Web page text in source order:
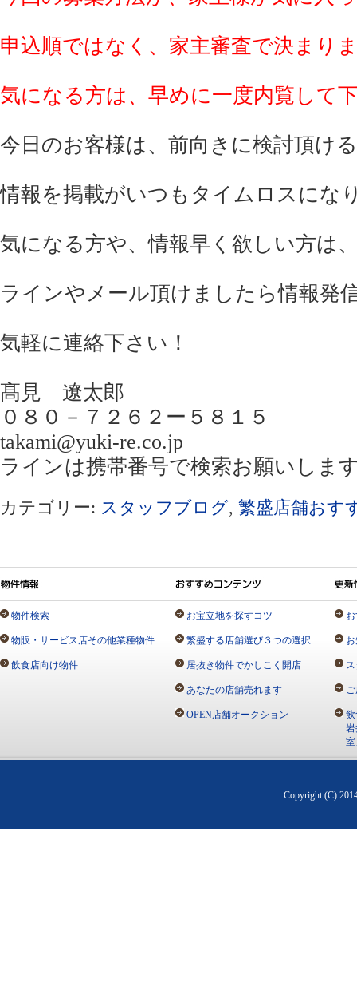
申込順ではなく、家主審査で決まり
気になる方は、早めに一度内覧して
今日のお客様は、前向きに検討頂け
情報を掲載がいつもタイムロスにな
気になる方や、情報早く欲しい方は
ラインやメール頂けましたら情報発
気軽に連絡下さい！
髙見 遼太郎
０８０－７２６２ー５８１５
takami@yuki-re.co.jp
ラインは携帯番号で検索お願いしま
カテゴリー: スタッフブログ, 繁盛店舗おす
物件検索
物販・サービス店その他業種物件
飲食店向け物件
お宝立地を探すコツ
繁盛する店舗選び３つの選択
居抜き物件でかしこく開店
あなたの店舗売れます
OPEN店舗オークション
Copyright (C)